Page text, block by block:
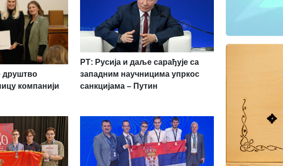
друштво
компанији
РТ: Русија и даље сарађује са
западним научницима упркос
санкцијама – Путин